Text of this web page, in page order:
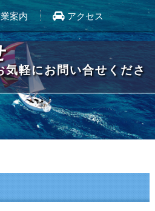
案内 アクセス
気軽にお問い合せくださ